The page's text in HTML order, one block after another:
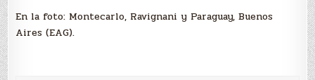
En la foto: Montecarlo, Ravignani y Paraguay, Buenos
Aires (EAG).